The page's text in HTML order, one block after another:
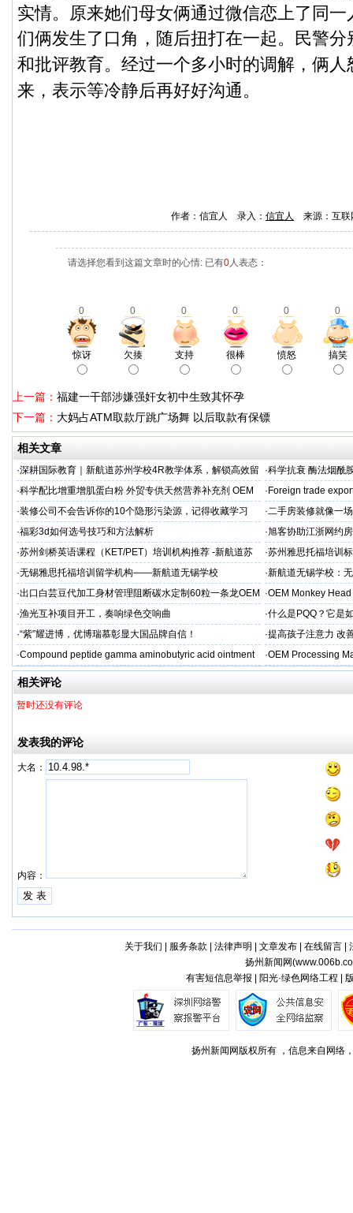
实情。原来她们母女俩通过微信恋上了同
们俩发生了口角，随后扭打在一起。 民警分
和批评教育。经过一个多小时的调解，俩
来，表示等冷静后再好好沟通。
作者：信宜人 录入： 信宜人 来源：互
请选择您看到这篇文章时的心情: 已有0人表态：
0 0 0 0 0 0
惊讶 欠揍 支持 很棒 愤怒 搞笑
上一篇： 福建一干部涉嫌强奸女初中生致其怀孕
下一篇： 大妈占ATM取款厅跳广场舞 以后取款有保镖
相关文章
·深耕国际教育｜新航道苏州学校4R教学体系，解锁高效留
学备考之路
·科学抗衰 酶法烟酰
M/ODM定制
·科学配比增重增肌蛋白粉 外贸专供天然营养补充剂 OEM
源头定制
· Foreign trade
·装修公司不会告诉你的10个隐形污染源，记得收藏学习 ·二手房装修就像一
糟心！看完这篇再开
·福彩3d如何选号技巧和方法解析 ·旭客协助江浙网约
标杆
·苏州剑桥英语课程（KET/PET）培训机构推荐 -新航道苏
州学校
·苏州雅思托福培训
率领先
·无锡雅思托福培训留学机构——新航道无锡学校 ·新航道无锡学校：
·出口白芸豆代加工身材管理阻断碳水定制60粒一条龙OEM
贴牌
·OEM Monkey
aps
·渔光互补项目开工，奏响绿色交响曲 ·什么是PQQ？它是
·“紫”耀进博，优博瑞慕彰显大国品牌自信！ ·提高孩子注意力 改
·Compound peptide gamma aminobutyric acid ointment ·OEM Processing
相关评论
暂时还没有评论
发表我的评论
大名：
内容：
关于我们 服务条款 法律声明 文章发布| 在线留言|
扬州新闻网(
有害短信息举报 | 阳光·绿色网络工程 |
扬州新闻网版权所有 ，信息来自网络